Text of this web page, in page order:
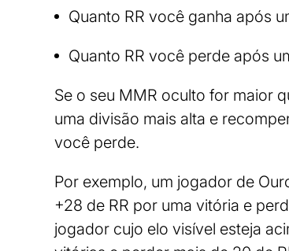
Quanto RR você ganha após
Quanto RR você perde após
Se o seu MMR oculto for maior
uma divisão mais alta e
você perde.
Por exemplo, um jogador de
+28 de RR por uma vitória e
jogador cujo elo visível esteja